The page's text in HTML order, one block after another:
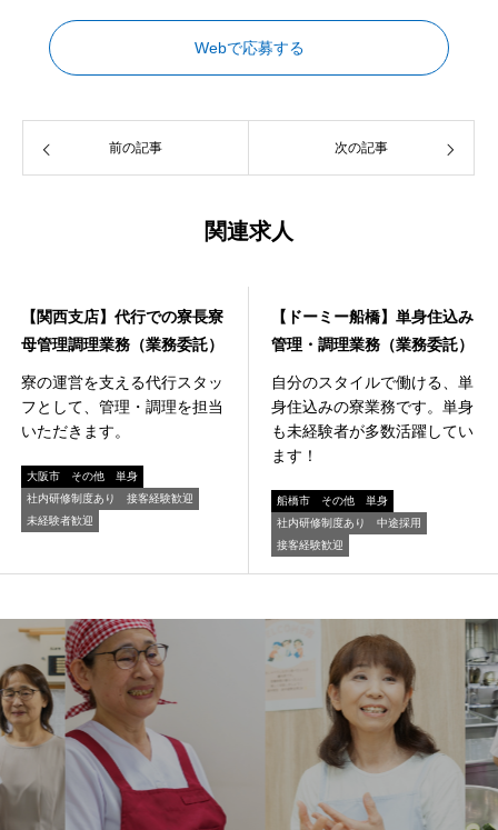
Webで応募する
前の記事 次の記事
関連求人
【関西支店】代行での寮長寮
母管理調理業務（業務委託）
寮の運営を支える代行スタッ
フとして、管理・調理を担当
いただきます。
大阪市 その他
単身
社内研修制度あり
接客経験歓迎
未経験者歓迎
【ドーミー船橋】単身住込み
管理・調理業務（業務委託）
自分のスタイルで働ける、単
身住込みの寮業務です。単身
も未経験者が多数活躍してい
ます！
船橋市 その他
単身
社内研修制度あり
中途採用
接客経験歓迎